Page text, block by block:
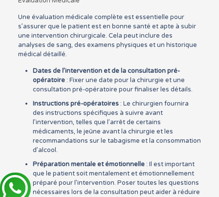
Une évaluation médicale complète est essentielle pour
s’assurer que le patient est en bonne santé et apte à subir
une intervention chirurgicale. Cela peut inclure des
analyses de sang, des examens physiques et un historique
médical détaillé.
Dates de l’intervention et de la consultation pré-
opératoire: Fixer une date pour la chirurgie et une
consultation pré-opératoire pour finaliser les détails.
Instructions pré-opératoires: Le chirurgien fournira
des instructions spécifiques à suivre avant
l’intervention, telles que l’arrêt de certains
médicaments, le jeûne avant la chirurgie et les
recommandations sur le tabagisme et la consommation
d’alcool.
Préparation mentale et émotionnelle: Il est important
que le patient soit mentalement et émotionnellement
préparé pour l’intervention. Poser toutes les questions
nécessaires lors de la consultation peut aider à réduire